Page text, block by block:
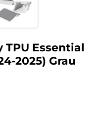
TPU Essential
2025) Grau